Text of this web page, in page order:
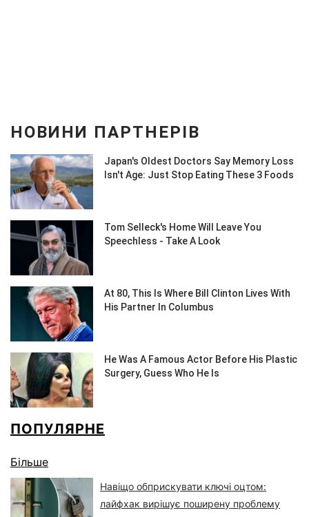
ПОПУЛЯРНЕ
Більше
Навіщо обприскувати ключі оцтом:
лайфхак вирішує поширену проблему